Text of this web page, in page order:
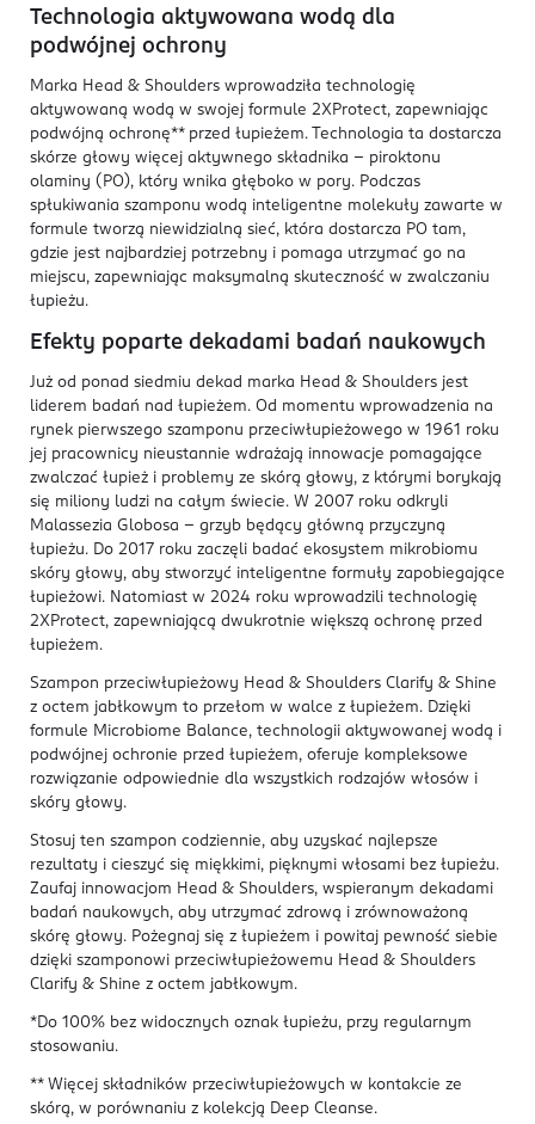
Technologia aktywowana wodą dla
podwójnej ochrony
Marka Head & Shoulders wprowadziła technologię
aktywowaną wodą w swojej formule 2XProtect, zapewniając
podwójną ochronę** przed łupieżem. Technologia ta dostarcza
skórze głowy więcej aktywnego składnika – piroktonu
olaminy (PO), który wnika głęboko w pory. Podczas
spłukiwania szamponu wodą inteligentne molekuły zawarte w
formule tworzą niewidzialną sieć, która dostarcza PO tam,
gdzie jest najbardziej potrzebny i pomaga utrzymać go na
miejscu, zapewniając maksymalną skuteczność w zwalczaniu
łupieżu.
Efekty poparte dekadami badań naukowych
Już od ponad siedmiu dekad marka Head & Shoulders jest
liderem badań nad łupieżem. Od momentu wprowadzenia na
rynek pierwszego szamponu przeciwłupieżowego w 1961 roku
jej pracownicy nieustannie wdrażają innowacje pomagające
zwalczać łupież i problemy ze skórą głowy, z którymi borykają
się miliony ludzi na całym świecie. W 2007 roku odkryli
Malassezia Globosa – grzyb będący główną przyczyną
łupieżu. Do 2017 roku zaczęli badać ekosystem mikrobiomu
skóry głowy, aby stworzyć inteligentne formuły zapobiegające
łupieżowi. Natomiast w 2024 roku wprowadzili technologię
2XProtect, zapewniającą dwukrotnie większą ochronę przed
łupieżem.
Szampon przeciwłupieżowy Head & Shoulders Clarify & Shine
z octem jabłkowym to przełom w walce z łupieżem. Dzięki
formule Microbiome Balance, technologii aktywowanej wodą i
podwójnej ochronie przed łupieżem, oferuje kompleksowe
rozwiązanie odpowiednie dla wszystkich rodzajów włosów i
skóry głowy.
Stosuj ten szampon codziennie, aby uzyskać najlepsze
rezultaty i cieszyć się miękkimi, pięknymi włosami bez łupieżu.
Zaufaj innowacjom Head & Shoulders, wspieranym dekadami
badań naukowych, aby utrzymać zdrową i zrównoważoną
skórę głowy. Pożegnaj się z łupieżem i powitaj pewność siebie
dzięki szamponowi przeciwłupieżowemu Head & Shoulders
Clarify & Shine z octem jabłkowym.
*Do 100% bez widocznych oznak łupieżu, przy regularnym
stosowaniu.
** Więcej składników przeciwłupieżowych w kontakcie ze
skórą, w porównaniu z kolekcją Deep Cleanse.